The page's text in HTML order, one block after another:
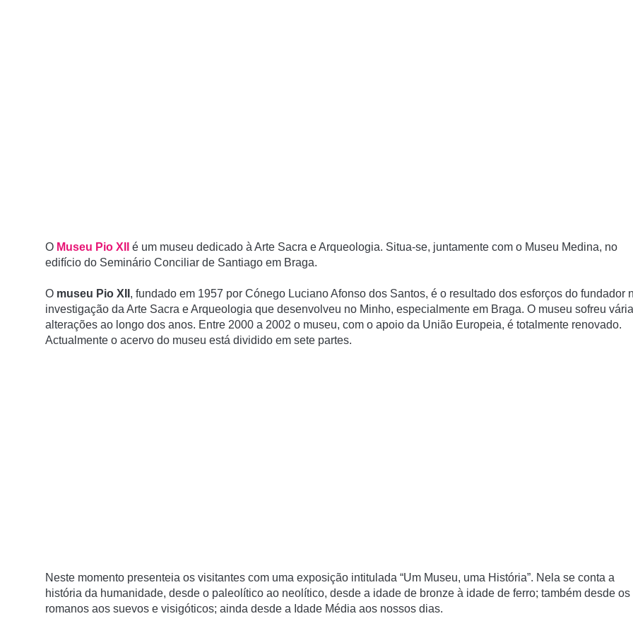
O Museu Pio XII
é um museu dedicado à Arte Sacra e Arqueologia. Situa-se, juntamente com o Museu Medina, no
edifí­cio do Seminário Conciliar de Santiago em Braga.
O museu Pio XII , fundado em 1957 por Cónego Luciano Afonso dos Santos, é o resultado dos esforços do fundador
investigação da Arte Sacra e Arqueologia que desenvolveu no Minho, especialmente em Braga. O museu sofreu
alterações ao longo dos anos. Entre 2000 a 2002 o museu, com o apoio da União Europeia, é totalmente renovado.
Actualmente o acervo do museu está dividido em sete partes.
Neste momento presenteia os visitantes com uma exposição intitulada “Um Museu, uma História”. Nela se conta a
história da humanidade, desde o paleolítico ao neolítico, desde a idade de bronze à idade de ferro; também desde os
romanos aos suevos e visigóticos; ainda desde a Idade Média aos nossos dias.